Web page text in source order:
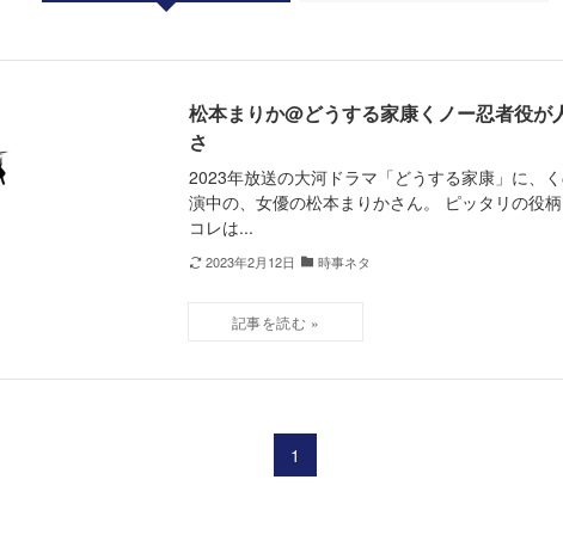
松本まりか@どうする家康くノー忍者役
さ
2023年放送の大河ドラマ「どうする家康」に、
演中の、女優の松本まりかさん。 ピッタリの役
コレは...
2023年2月12日 時事ネタ
1